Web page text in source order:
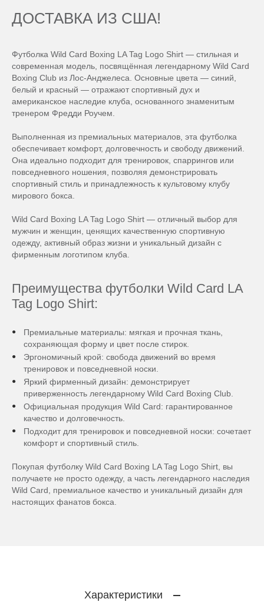
ДОСТАВКА ИЗ США!
Футболка Wild Card Boxing LA Tag Logo Shirt — стильная и
современная модель, посвящённая легендарному Wild Card
Boxing Club из Лос-Анджелеса. Основные цвета — синий,
белый и красный — отражают спортивный дух и
американское наследие клуба, основанного знаменитым
тренером Фредди Роучем.
Выполненная из премиальных материалов, эта футболка
обеспечивает комфорт, долговечность и свободу движений.
Она идеально подходит для тренировок, спаррингов или
повседневного ношения, позволяя демонстрировать
спортивный стиль и принадлежность к культовому клубу
мирового бокса.
Wild Card Boxing LA Tag Logo Shirt — отличный выбор для
мужчин и женщин, ценящих качественную спортивную
одежду, активный образ жизни и уникальный дизайн с
фирменным логотипом клуба.
Преимущества футболки Wild Card LA
Tag Logo Shirt:
Премиальные материалы: мягкая и прочная ткань,
сохраняющая форму и цвет после стирок.
Эргономичный крой: свобода движений во время
тренировок и повседневной носки.
Яркий фирменный дизайн: демонстрирует
приверженность легендарному Wild Card Boxing Club.
Официальная продукция Wild Card: гарантированное
качество и долговечность.
Подходит для тренировок и повседневной носки: сочетает
комфорт и спортивный стиль.
Покупая футболку Wild Card Boxing LA Tag Logo Shirt, вы
получаете не просто одежду, а часть легендарного наследия
Wild Card, премиальное качество и уникальный дизайн для
настоящих фанатов бокса.
Характеристики